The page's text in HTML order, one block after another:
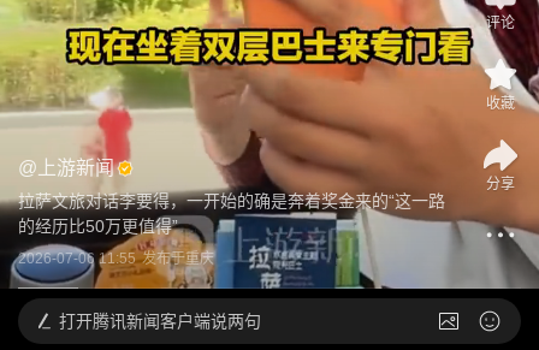
@ 上游新闻
拉萨文旅对话李要得，一开始的确是奔着奖金来的“这一路
的经历比50万更值得”
2026-07-06 11:55 发布于重庆
评论
收藏
分享
打开腾讯新闻客户端说两句